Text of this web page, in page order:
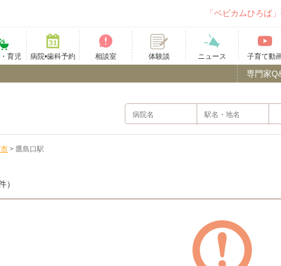
「ベビカムひろば
育児 病院•歯科予約 相談室 体験談 ニュース 子育て動
専門家
> 鷹島口駅
）